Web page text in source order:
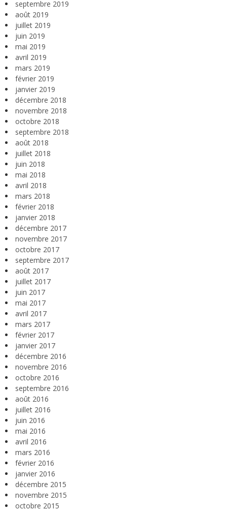
septembre 2019
août 2019
juillet 2019
juin 2019
mai 2019
avril 2019
mars 2019
février 2019
janvier 2019
décembre 2018
novembre 2018
octobre 2018
septembre 2018
août 2018
juillet 2018
juin 2018
mai 2018
avril 2018
mars 2018
février 2018
janvier 2018
décembre 2017
novembre 2017
octobre 2017
septembre 2017
août 2017
juillet 2017
juin 2017
mai 2017
avril 2017
mars 2017
février 2017
janvier 2017
décembre 2016
novembre 2016
octobre 2016
septembre 2016
août 2016
juillet 2016
juin 2016
mai 2016
avril 2016
mars 2016
février 2016
janvier 2016
décembre 2015
novembre 2015
octobre 2015